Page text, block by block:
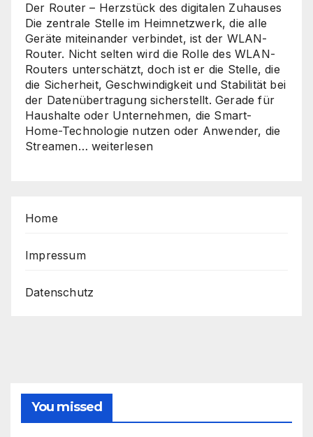
Der Router – Herzstück des digitalen Zuhauses
Die zentrale Stelle im Heimnetzwerk, die alle
Geräte miteinander verbindet, ist der WLAN-
Router. Nicht selten wird die Rolle des WLAN-
Routers unterschätzt, doch ist er die Stelle, die
die Sicherheit, Geschwindigkeit und Stabilität bei
der Datenübertragung sicherstellt. Gerade für
Haushalte oder Unternehmen, die Smart-
Home-Technologie nutzen oder Anwender, die
Streamen… Sicher,
Ihrem
weiterlesen
Home
Impressum
Datenschutz
You missed